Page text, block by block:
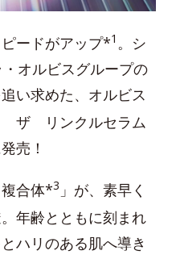
ードがアップ*1 。シ
オルビスグループの
い求めた、オルビス
ザ リンクルセラム
売！
複合体*3 」が、素早く
年齢とともに刻まれ
ハリのある肌へ導き